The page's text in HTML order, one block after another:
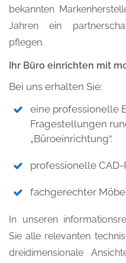
bekannten
Jahren ein
pflegen.
Ihr Büro einrichten mit
Bei uns erhalten Sie:
eine professionelle
Fragestellungen
„Büroeinrichtung“.
professionelle
fachgerechter
In unseren
Sie alle relevanten
dreidimensionale